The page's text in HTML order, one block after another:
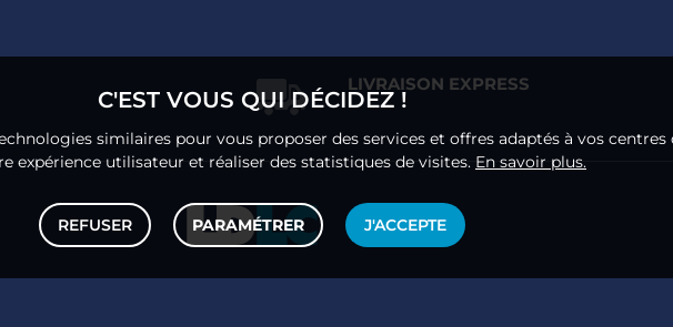
LIVRAISON EXPRESS
C'EST VOUS QUI DÉCIDEZ !
similaires pour vous proposer des services et offres adaptés à vos centres
expérience utilisateur et réaliser des statistiques de visites. En savoir plus.
REFUSER PARAMÉTRER J'ACCEPTE